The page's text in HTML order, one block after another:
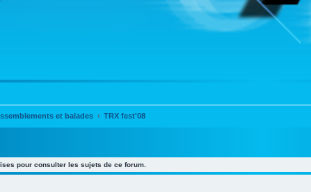
et balades TRX fest'08
pour consulter les sujets de ce forum.